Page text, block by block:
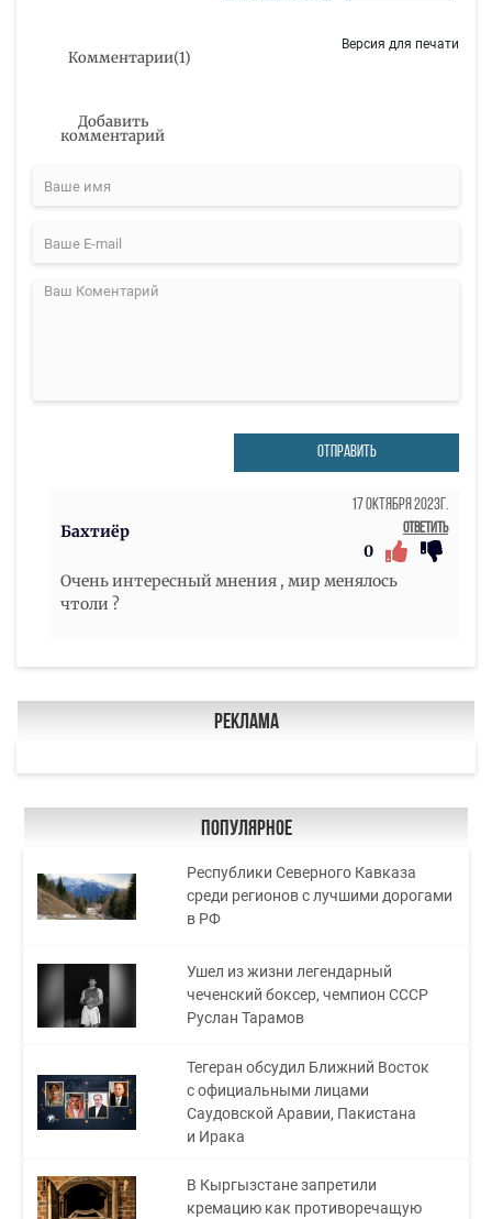
Комментарии(1)
Версия для печати
Добавить
комментарий
ОТПРАВИТЬ
Бахтиёр
17 Октября 2023г.
Ответить
0
Очень интересный мнения , мир менялось
чтоли ?
Реклама
Популярное
Республики Северного Кавказа
среди регионов с лучшими дорогами
в РФ
Ушел из жизни легендарный
чеченский боксер, чемпион СССР
Руслан Тарамов
Тегеран обсудил Ближний Восток
с официальными лицами
Саудовской Аравии, Пакистана
и Ирака
В Кыргызстане запретили
кремацию как противоречащую